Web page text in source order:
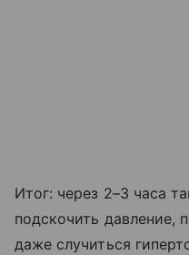
Итог: через 2–3 часа
подскочить давление,
даже случиться